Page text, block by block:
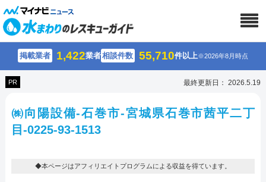
掲載業者 1,422業者相談件数 55,710件以上※2026年8月時点
PR 最終更新日： 2026.5.19
㈱向陽設備-石巻市-宮城県石巻市茜平二丁
目-0225-93-1513
◆本ページはアフィリエイトプログラムによる収益を得ています。